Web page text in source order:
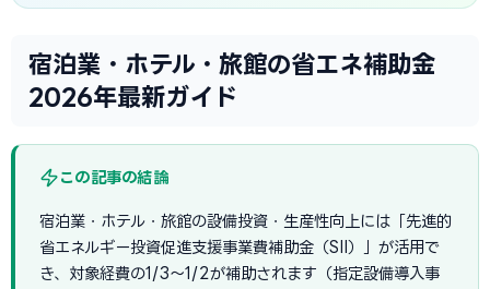
宿泊業・ホテル・旅館の省エネ補助金
2026年最新ガイド
この記事の結論
宿泊業・ホテル・旅館の設備投資・生産性向上には「先進的
省エネルギー投資促進支援事業費補助金（SII）」が活用で
き、対象経費の1/3〜1/2が補助されます（指定設備導入事